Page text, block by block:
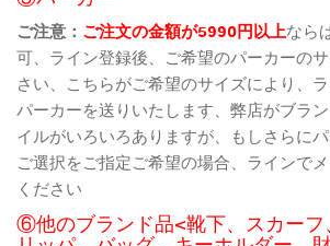
ご注意： ご注文の金額が5990円以上なら
可、ライン登録後、ご希望のパーカーの
さい、こちらがご希望のサイズにより、
パーカーを送りいたします、弊店がブラ
イルがいろいろありますが、もしさらに
ご選択をご指定ご希望の場合、ラインで
ください
⑥他のブランド品<靴下、スカーフ